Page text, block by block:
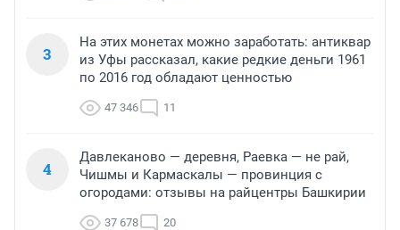
3
На этих монетах можно заработать: антиквар
из Уфы рассказал, какие редкие деньги 1961
по 2016 год обладают ценностью
47 346 11
4
Давлеканово — деревня, Раевка — не рай,
Чишмы и Кармаскалы — провинция с
огородами: отзывы на райцентры Башкирии
37 678 20